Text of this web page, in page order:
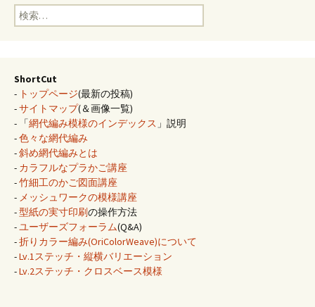
検
索:
ShortCut
- トップページ(最新の投稿)
-サイトマップ(＆画像一覧)
- 「網代編み模様のインデックス 」説明
-色々な網代編み
-斜め網代編みとは
- カラフルなプラかご講座
-竹細工のかご図面講座
- メッシュワークの模様講座
-型紙の実寸印刷の操作方法
-ユーザーズフォーラム(Q&A)
-折りカラー編み(OriColorWeave)について
-Lv.1ステッチ・縦横バリエーション
-Lv.2ステッチ・クロスベース模様